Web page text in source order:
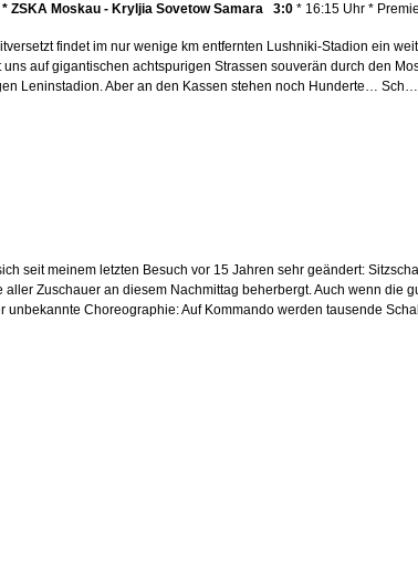
* ZSKA Moskau - Kryljia Sovetow Samara 3:0 * 16:15 Uhr *
findet im nur wenige km entfernten Lushniki-Stadion ein
uns auf gigantischen achtspurigen Strassen souverän durch den
Leninstadion. Aber an den Kassen stehen noch Hunderte…
seit meinem letzten Besuch vor 15 Jahren sehr geändert:
aller Zuschauer an diesem Nachmittag beherbergt. Auch wenn die
unbekannte Choreographie: Auf Kommando werden tausende